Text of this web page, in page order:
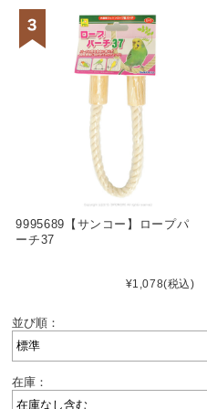
9995689【サンコー】ロープパ
ーチ37
¥1,078(税込)
並び順：
在庫：